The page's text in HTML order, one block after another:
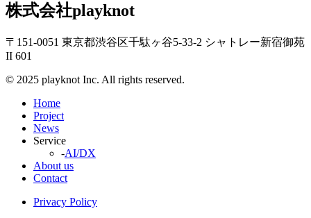
株式会社playknot
〒151-0051 東京都渋谷区千駄ヶ谷5-33-2 シャトレー新宿御苑
II 601
© 2025 playknot Inc. All rights reserved.
Home
Project
News
Service
-AI/DX
About us
Contact
Privacy Policy